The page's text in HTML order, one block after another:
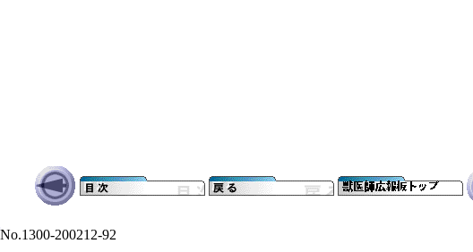
No.1300-200212-92